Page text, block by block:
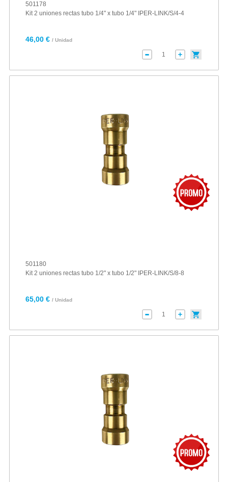
501178
Kit 2 uniones rectas tubo 1/4" x tubo 1/4" IPER-LINK/S/4-4
46,00 € / Unidad
501180
Kit 2 uniones rectas tubo 1/2" x tubo 1/2" IPER-LINK/S/8-8
65,00 € / Unidad